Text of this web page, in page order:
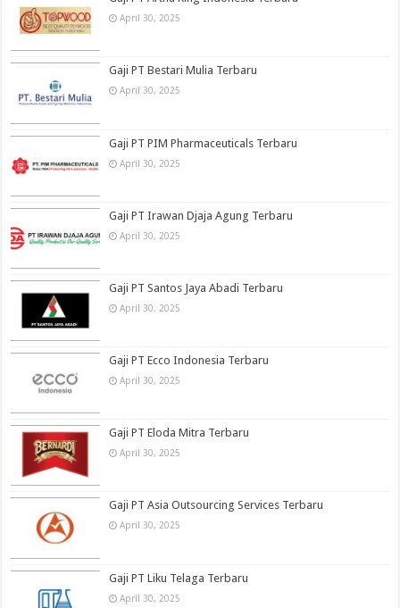
April 30, 2025
Gaji PT Bestari Mulia Terbaru
April 30, 2025
Gaji PT PIM Pharmaceuticals Terbaru
April 30, 2025
Gaji PT Irawan Djaja Agung Terbaru
April 30, 2025
Gaji PT Santos Jaya Abadi Terbaru
April 30, 2025
Gaji PT Ecco Indonesia Terbaru
April 30, 2025
Gaji PT Eloda Mitra Terbaru
April 30, 2025
Gaji PT Asia Outsourcing Services Terbaru
April 30, 2025
Gaji PT Liku Telaga Terbaru
April 30, 2025